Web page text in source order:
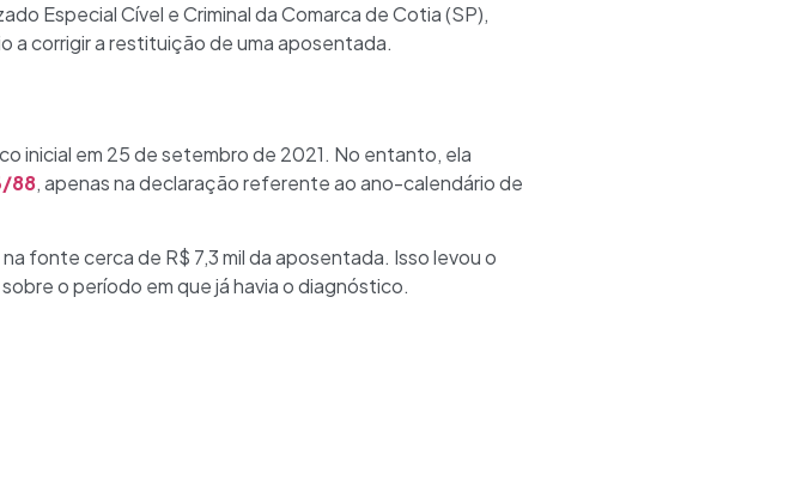
Especial Cível e Criminal da Comarca de Cotia (SP),
a corrigir a restituição de uma aposentada.
inicial em 25 de setembro de 2021. No entanto, ela
88, apenas na declaração referente ao ano-calendário de
fonte cerca de R$ 7,3 mil da aposentada. Isso levou o
o período em que já havia o diagnóstico.